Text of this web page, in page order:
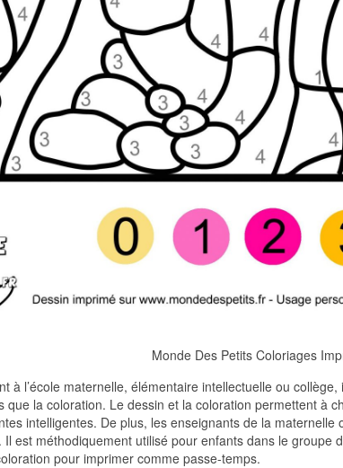
Monde Des Petits Coloriages
à l’école maternelle, élémentaire intellectuelle ou
que la coloration. Le dessin et la coloration permettent à
intelligentes. De plus, les enseignants de la maternelle
Il est méthodiquement utilisé pour enfants dans le groupe
pour imprimer comme passe-temps.